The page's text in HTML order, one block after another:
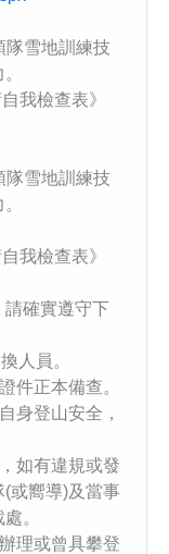
隊雪地訓練技
我檢查表》
隊雪地訓練技
我檢查表》
請確實遵守下
人員。
件正本備查。
身登山安全，
如有違規或發
或嚮導)及當事
。
理或曾具攀登